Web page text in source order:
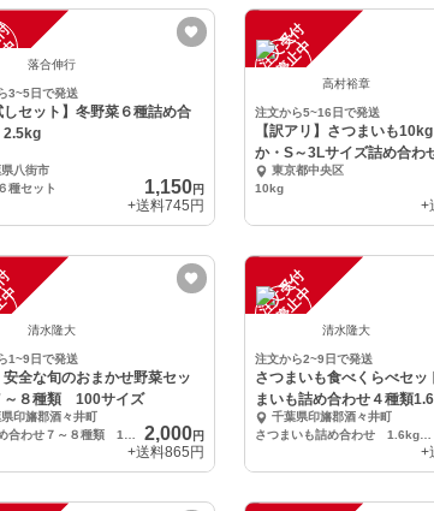
落合伸行
3~5日で発送
しセット】冬野菜６種詰め合
2.5kg
八街市
種セット
1,150円
+送料745円
注
文
受
付
停
止
中
高村裕章
注文から5~16日で発送
【訳アリ】さつまいも
か・S～3Lサイズ詰め合わ
東京都中央区
10kg
+
清水隆大
1~9日で発送
安全な旬のおまかせ野菜セッ
～８種類 100サイズ
印旛郡酒々井町
2,000円
+送料865円
注
文
受
付
停
止
中
清水隆大
注文から2~9日で発送
さつまいも食べくらべセ
まいも詰め合わせ４種類
千葉県印旛郡酒々井町
さつまいも詰め合わせ 1.6kg以上
+